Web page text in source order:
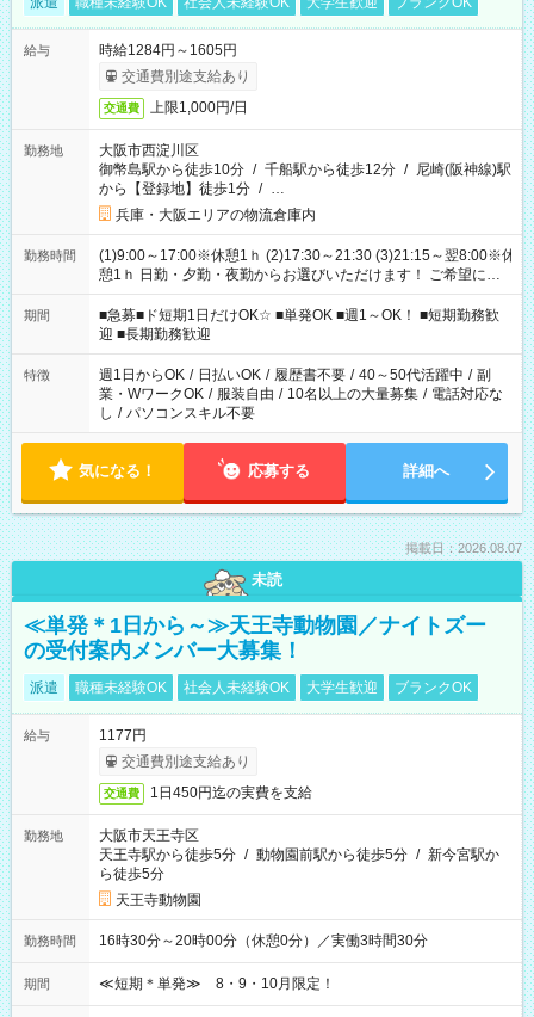
給与
時給1284円～1605円
交通費別途支給あり
交通費 上限1,000円/日
勤務地
大阪市西淀川区
御幣島駅から徒歩10分 / 千船駅から徒歩12分 / 尼崎(阪神線)駅
から【登録地】徒歩1分 / …
兵庫・大阪エリアの物流倉庫内
勤務時間
(1)9:00～17:00※休憩1ｈ (2)17:30～21:30 (3)21:15～翌8:00※休
憩1ｈ 日勤・夕勤・夜勤からお選びいただけます！ ご希望に合
わせて働けるお仕事です(*^^*) 【その他選べる勤務時間】 8-17
時/9-17時/9-18時/10-18時/11-21時/18-22時/20-翌4時/21-翌5
時/22-翌6時/0-翌8時 ご自身のご都合で選んで頂ける完全自由シ
フト！
期間
■急募■ド短期1日だけOK☆ ■単発OK ■週1～OK！ ■短期勤務歓
迎 ■長期勤務歓迎
特徴 週1日からOK / 日払いOK / 履歴書不要 / 40～50代活躍中 / 副
業・WワークOK / 服装自由 / 10名以上の大量募集 / 電話対応な
し / パソコンスキル不要
気になる！ 応募する 詳細へ
掲載日：2026.08.07
未読
≪単発＊1日から～≫天王寺動物園／ナイトズー
の受付案内メンバー大募集！
派遣 職種未経験OK 社会人未経験OK 大学生歓迎 ブランクOK
給与
1177円
交通費別途支給あり
交通費 1日450円迄の実費を支給
勤務地
大阪市天王寺区
天王寺駅から徒歩5分 / 動物園前駅から徒歩5分 / 新今宮駅か
ら徒歩5分
天王寺動物園
勤務時間 16時30分～20時00分（休憩0分）／実働3時間30分
期間 ≪短期＊単発≫ 8・9・10月限定！